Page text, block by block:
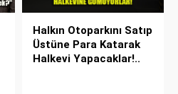
Halkın Otoparkını Satıp
Üstüne Para Katarak
Halkevi Yapacaklar!..